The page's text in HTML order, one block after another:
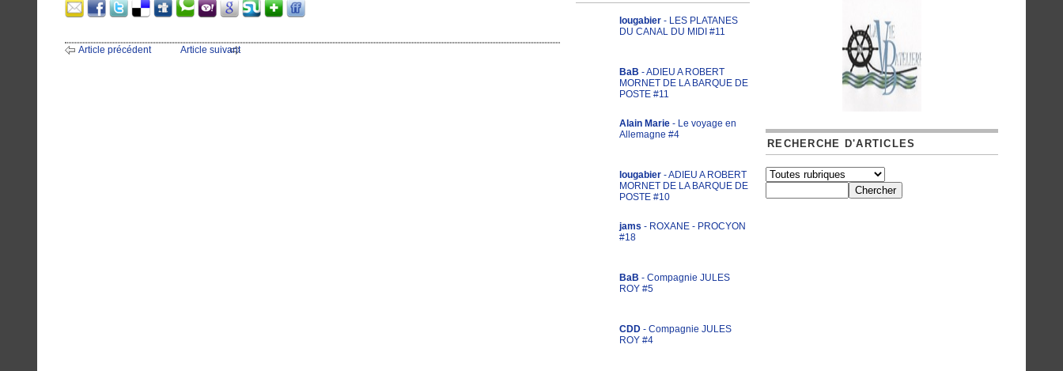
Article précédent Article suivant
lougabier - LES PLATANES
DU CANAL DU MIDI #11
BaB - ADIEU A ROBERT
MORNET DE LA BARQUE DE
POSTE #11
Alain Marie - Le voyage en
Allemagne #4
lougabier - ADIEU A ROBERT
MORNET DE LA BARQUE DE
POSTE #10
jams - ROXANE - PROCYON
#18
BaB - Compagnie JULES
ROY #5
CDD - Compagnie JULES
ROY #4
RECHERCHE D'ARTICLES